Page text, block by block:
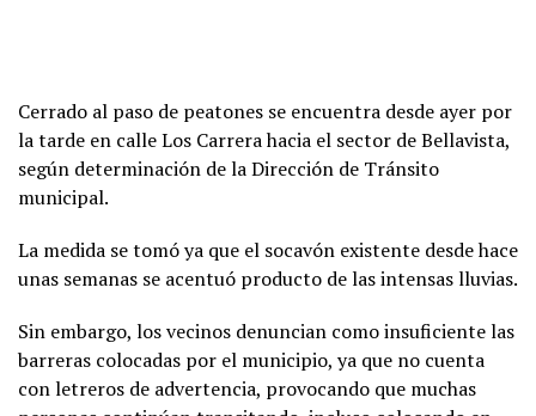
Cerrado al paso de peatones se encuentra desde ayer por
la tarde en calle Los Carrera hacia el sector de Bellavista,
según determinación de la Dirección de Tránsito
municipal.
La medida se tomó ya que el socavón existente desde hace
unas semanas se acentuó producto de las intensas lluvias.
Sin embargo, los vecinos denuncian como insuficiente las
barreras colocadas por el municipio, ya que no cuenta
con letreros de advertencia, provocando que muchas